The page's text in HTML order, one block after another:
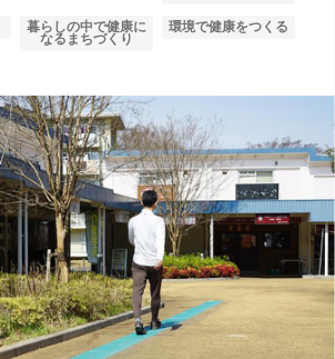
暮らしの中で健康に
なるまちづくり
環境で健康をつくる